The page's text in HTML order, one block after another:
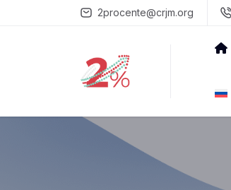
2procente@crjm.org